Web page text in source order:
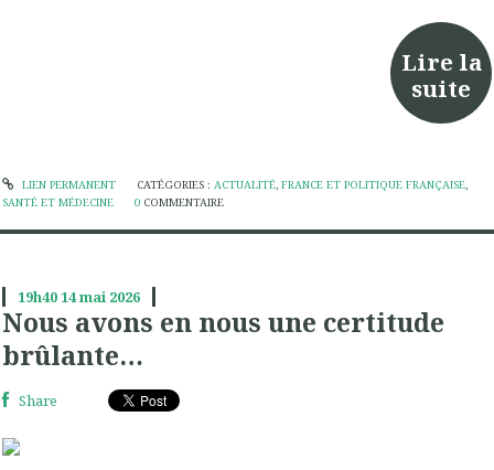
Lire la
suite
LIEN PERMANENT CATÉGORIES : ACTUALITÉ, FRANCE ET POLITIQUE FRANÇAISE,
SANTÉ ET MÉDECINE
0 COMMENTAIRE
19h4014mai 2026
Nous avons en nous une certitude
brûlante…
Share